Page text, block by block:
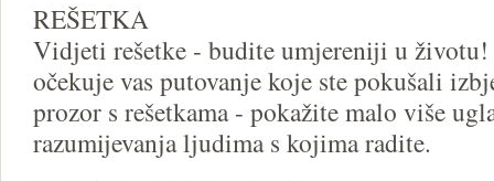
REŠETKA
Vidjeti rešetke - budite umjereniji u
očekuje vas putovanje koje ste pokušali
prozor s rešetkama - pokažite malo više
razumijevanja ljudima s kojima radite.